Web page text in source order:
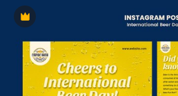
Premium